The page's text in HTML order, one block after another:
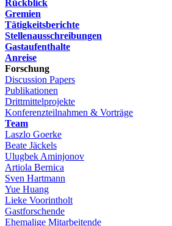
Rückblick
Gremien
Tätigkeitsberichte
Stellenausschreibungen
Gastaufenthalte
Anreise
Forschung
Discussion Papers
Publikationen
Drittmittelprojekte
Konferenzteilnahmen & Vorträge
Team
Laszlo Goerke
Beate Jäckels
Ulugbek Aminjonov
Artiola Bernica
Sven Hartmann
Yue Huang
Lieke Voorintholt
Gastforschende
Ehemalige Mitarbeitende